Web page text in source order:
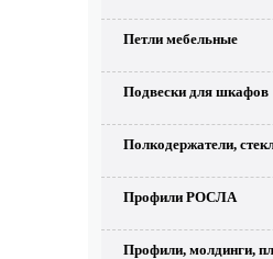
Петли мебельные
Подвески для шкафов
Полкодержатели,
Профили РОСЛА
Профили, молдинги,